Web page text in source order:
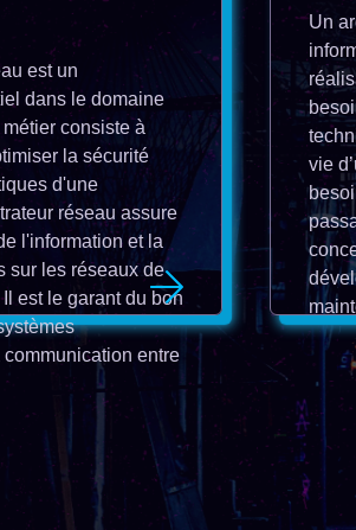
est un
dans le domaine
consiste à
la sécurité
d'une
réseau assure
l'information et la
sur les réseaux de
est le garant du bon
entre
Un
vie